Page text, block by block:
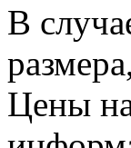
В
Цены